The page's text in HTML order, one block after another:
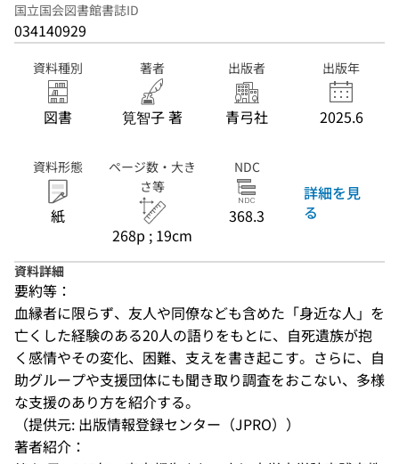
国立国会図書館書誌ID
034140929
資料種別
図書
著者
筧智子 著
出版者
青弓社
出版年
2025.6
資料形態
紙
ページ数・大き
さ等
268p ; 19cm
NDC
368.3
詳細を見
る
資料詳細
要約等：
血縁者に限らず、友人や同僚なども含めた「身近な人」を
亡くした経験のある20人の語りをもとに、自死遺族が抱
く感情やその変化、困難、支えを書き起こす。さらに、自
助グループや支援団体にも聞き取り調査をおこない、多様
な支援のあり方を紹介する。
（提供元: 出版情報登録センター（JPRO））
著者紹介：